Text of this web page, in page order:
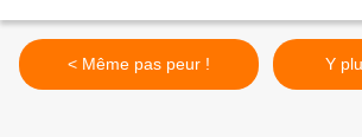
< Même pas peur !